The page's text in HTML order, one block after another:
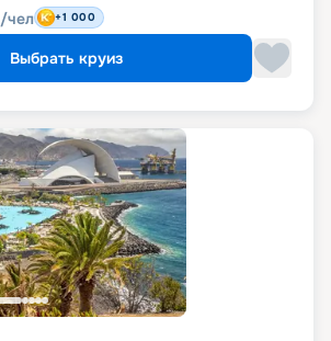
/чел +1 000
Выбрать круиз